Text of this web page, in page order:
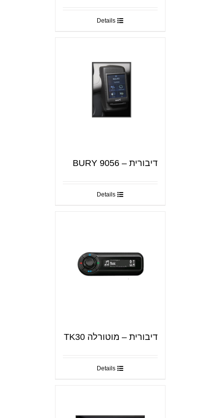
Details
דיבורית – BURY 9056
Details
דיבורית – מוטורלה TK30
Details